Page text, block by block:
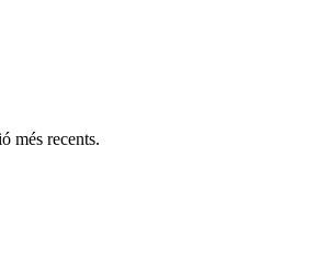
més recents.